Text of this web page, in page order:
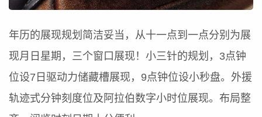
年历的展现规划简洁妥当，从十一点到一点分别为展
现月日星期，三个窗口展现！小三针的规划，3点钟
位设7日驱动力储藏槽展现，9点钟位设小秒盘。外援
轨迹式分钟刻度位及阿拉伯数字小时位展现。布局整